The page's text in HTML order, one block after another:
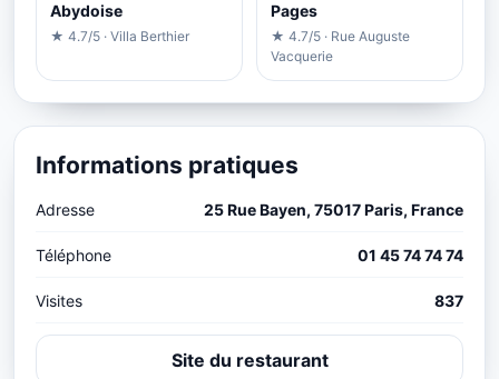
Abydoise
★ 4.7/5 · Villa Berthier
Pages
★ 4.7/5 · Rue Auguste
Vacquerie
Informations pratiques
Adresse 25 Rue Bayen, 75017 Paris, France
Téléphone 01 45 74 74 74
Visites 837
Site du restaurant